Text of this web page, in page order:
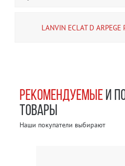
LANVIN ECLAT D ARPEGE
РЕКОМЕНДУЕМЫЕИ
ТОВАРЫ
Наши покупатели выбирают